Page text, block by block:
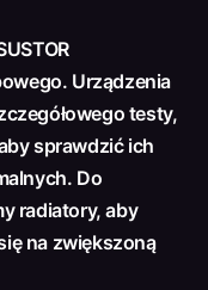
Urządzenia
testy,
sprawdzić ich
Do
radiatory, aby
na zwiększoną